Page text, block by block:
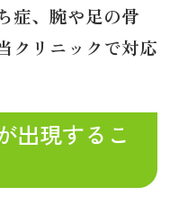
症、腕や足の骨
クリニックで対応
出現するこ